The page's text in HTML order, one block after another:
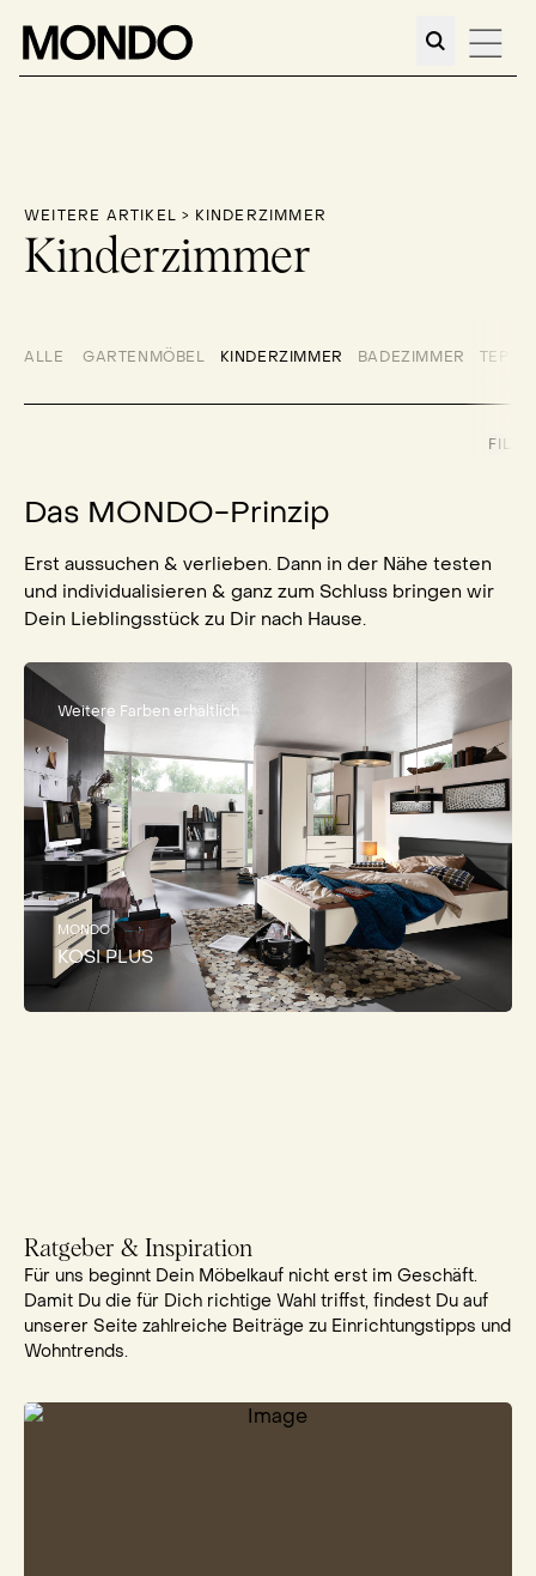
WEITERE ARTIKEL > KINDERZIMMER
Kinderzimmer
ALLE GARTENMÖBEL KINDERZIMMER BADEZIMMER
Das MONDO-Prinzip
Erst aussuchen & verlieben. Dann in der Nähe testen
und individualisieren & ganz zum Schluss bringen wir
Dein Lieblingsstück zu Dir nach Hause.
Weitere Farben erhältlich
MONDO
KOSI PLUS
Ratgeber & Inspiration
Für uns beginnt Dein Möbelkauf nicht erst im Geschäft.
Damit Du die für Dich richtige Wahl triffst, findest Du auf
unserer Seite zahlreiche Beiträge zu Einrichtungstipps und
Wohntrends.